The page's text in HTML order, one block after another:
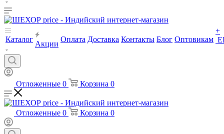
Каталог
Акции
Оплата Доставка Контакты Блог Оптовикам
+
Отложенные 0 Корзина 0
Отложенные 0 Корзина 0